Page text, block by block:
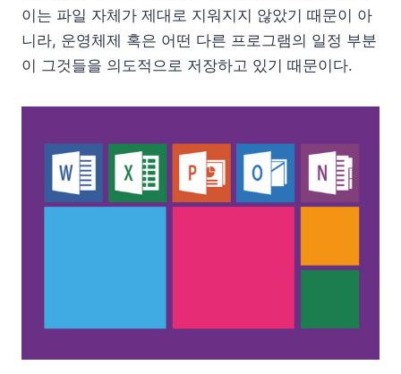
이는 파일 자체가 제대로 지워지지 않았기 때문이 아
니라, 운영체제 혹은 어떤 다른 프로그램의 일정 부분
이 그것들을 의도적으로 저장하고 있기 때문이다.